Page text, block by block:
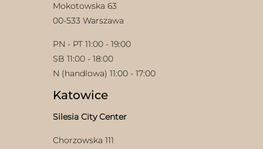
Mokotowska 63
00-533 Warszawa
PN - PT 11:00 - 19:00
SB 11:00 - 18:00
N (handlowa) 11:00 - 17:00
Katowice
Silesia City Center
Chorzowska 111